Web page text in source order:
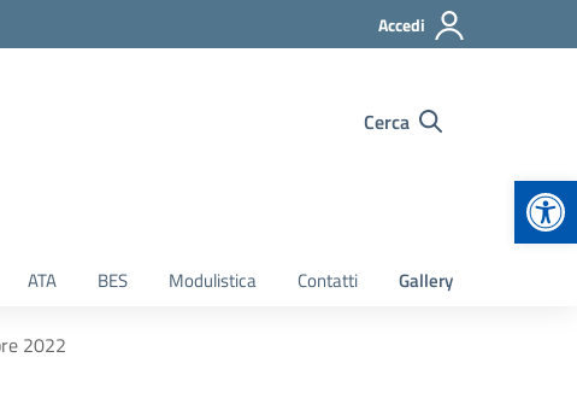
Accedi
Cerca
ATA BES Modulistica Contatti Gallery
2022